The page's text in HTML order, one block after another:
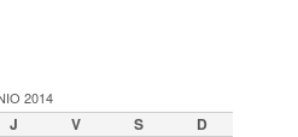
2014
J V S D